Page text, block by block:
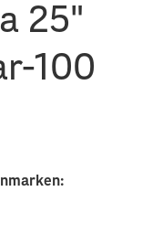
25"
100